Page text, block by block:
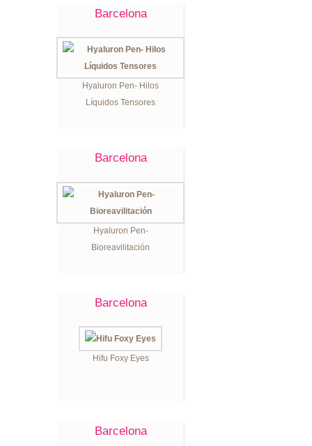
Barcelona
Hyaluron Pen- Hilos
Líquidos Tensores
Barcelona
Hyaluron Pen-
Bioreavilitación
Barcelona
Hifu Foxy Eyes
Barcelona